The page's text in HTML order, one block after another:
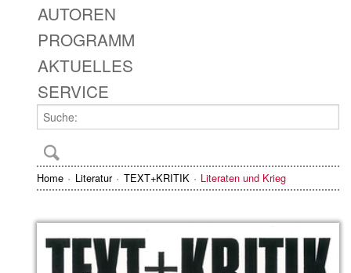
AUTOREN
PROGRAMM
AKTUELLES
SERVICE
Home Literatur TEXT+KRITIK Literaten und Krieg